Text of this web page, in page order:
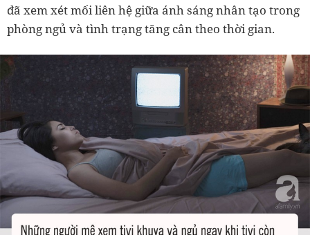
đã xem xét mối liên hệ giữa ánh sáng nhân tạo trong
phòng ngủ và tình trạng tăng cân theo thời gian.